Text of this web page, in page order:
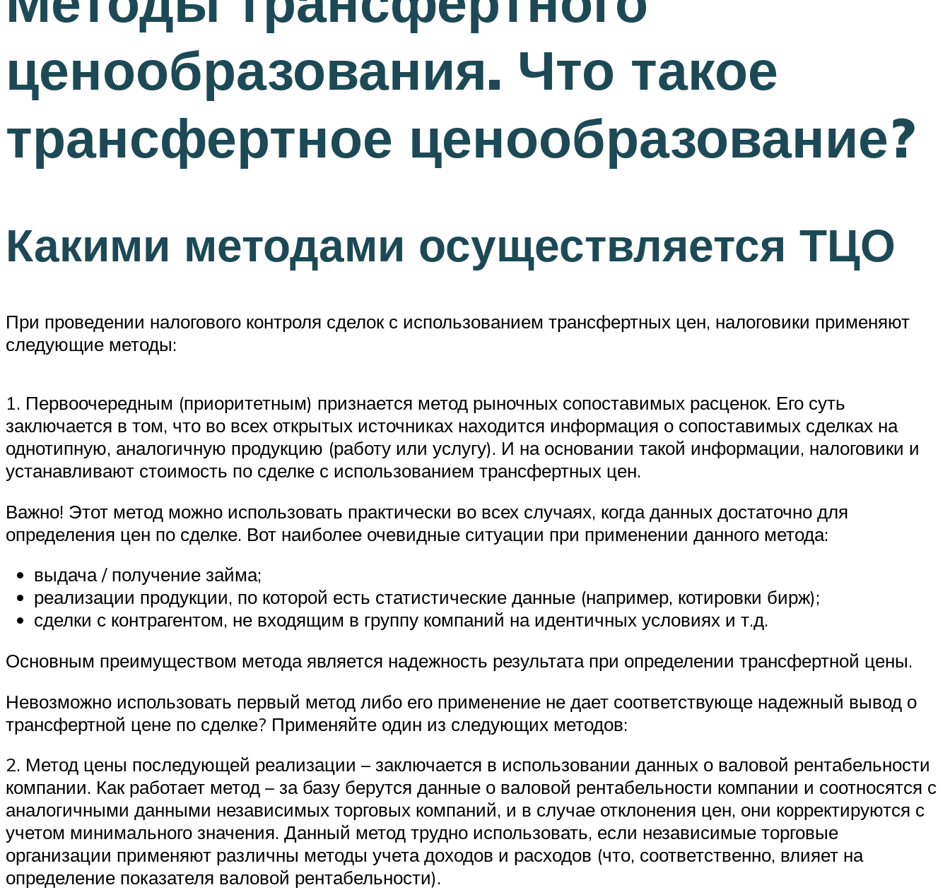
ценообразования. Что такое
трансфертное ценообразование?
Какими методами осуществляется ТЦО
При проведении налогового контроля сделок с использованием трансфертных цен, налоговики применяют
следующие методы:
1. Первоочередным (приоритетным) признается метод рыночных сопоставимых расценок. Его суть
заключается в том, что во всех открытых источниках находится информация о сопоставимых сделках на
однотипную, аналогичную продукцию (работу или услугу). И на основании такой информации, налоговики и
устанавливают стоимость по сделке с использованием трансфертных цен.
Важно! Этот метод можно использовать практически во всех случаях, когда данных достаточно для
определения цен по сделке. Вот наиболее очевидные ситуации при применении данного метода:
выдача / получение займа;
реализации продукции, по которой есть статистические данные (например, котировки бирж);
сделки с контрагентом, не входящим в группу компаний на идентичных условиях и т.д.
Основным преимуществом метода является надежность результата при определении трансфертной цены.
Невозможно использовать первый метод либо его применение не дает соответствующе надежный вывод о
трансфертной цене по сделке? Применяйте один из следующих методов:
2. Метод цены последующей реализации – заключается в использовании данных о валовой рентабельности
компании. Как работает метод – за базу берутся данные о валовой рентабельности компании и соотносятся с
аналогичными данными независимых торговых компаний, и в случае отклонения цен, они корректируются с
учетом минимального значения. Данный метод трудно использовать, если независимые торговые
организации применяют различны методы учета доходов и расходов (что, соответственно, влияет на
определение показателя валовой рентабельности).